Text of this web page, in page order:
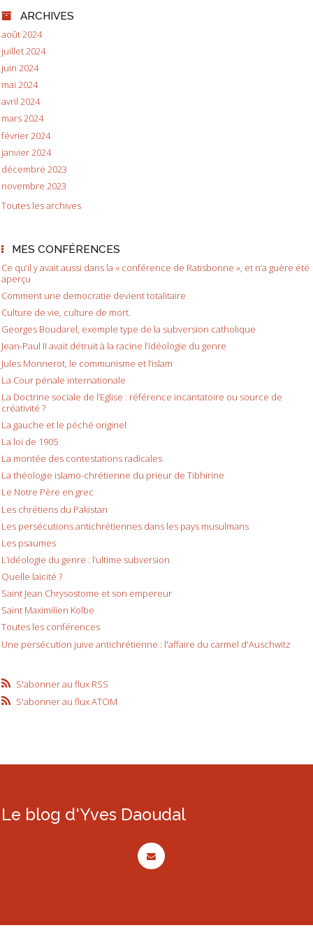
ARCHIVES
août 2024
juillet 2024
juin 2024
mai 2024
avril 2024
mars 2024
février 2024
janvier 2024
décembre 2023
novembre 2023
Toutes les archives
MES CONFÉRENCES
Ce qu’il y avait aussi dans la « conférence de Ratisbonne », et n’a guère été
aperçu
Comment une democratie devient totalitaire
Culture de vie, culture de mort.
Georges Boudarel, exemple type de la subversion catholique
Jean-Paul II avait détruit à la racine l’idéologie du genre
Jules Monnerot, le communisme et l’islam
La Cour pénale internationale
La Doctrine sociale de l’Eglise : référence incantatoire ou source de
créativité ?
La gauche et le péché originel
La loi de 1905
La montée des contestations radicales
La théologie islamo-chrétienne du prieur de Tibhirine
Le Notre Père en grec
Les chrétiens du Pakistan
Les persécutions antichrétiennes dans les pays musulmans
Les psaumes
L’idéologie du genre : l’ultime subversion
Quelle laïcité ?
Saint Jean Chrysostome et son empereur
Saint Maximilien Kolbe
Toutes les conférences
Une persécution juive antichrétienne : l'affaire du carmel d'Auschwitz
S'abonner au flux RSS
S'abonner au flux ATOM
Le blog d'Yves Daoudal